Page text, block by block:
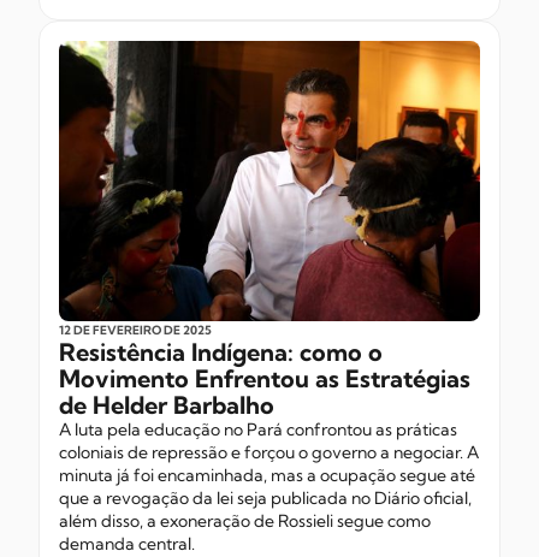
12 DE FEVEREIRODE 2025
Resistência Indígena: como o
Movimento Enfrentou as Estratégias
de Helder Barbalho
A luta pela educação no Pará confrontou as práticas
coloniais de repressão e forçou o governo a negociar. A
minuta já foi encaminhada, mas a ocupação segue até
que a revogação da lei seja publicada no Diário oficial,
além disso, a exoneração de Rossieli segue como
demanda central.